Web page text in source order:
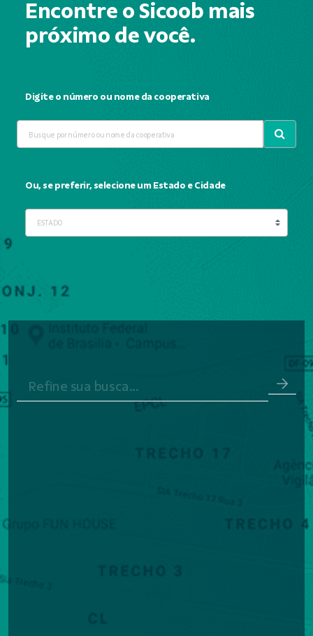
Encontre o Sicoob mais
próximo de você.
Digite o número ou nome da cooperativa
Ou, se preferir, selecione um Estado e Cidade